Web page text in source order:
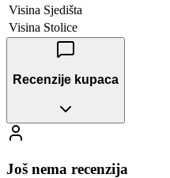
Visina Sjedišta
Visina Stolice
Recenzije kupaca
Još nema recenzija